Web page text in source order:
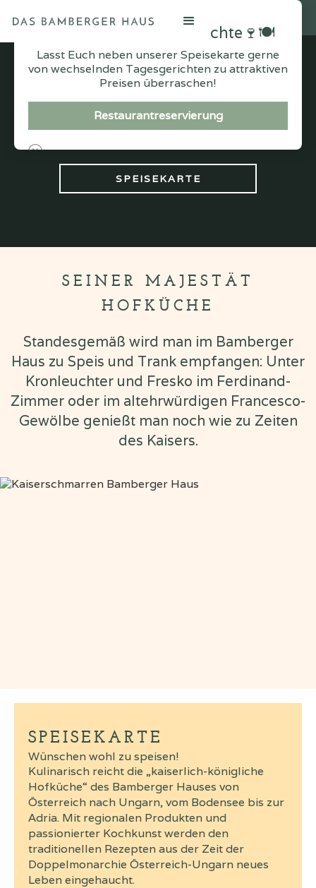
Wechselnde Tagesgerichte🍷🍽
Lasst Euch neben unserer Speisekarte gerne
von wechselnden Tagesgerichten zu attraktiven
Preisen überraschen!
Restaurantreservierung
RESTAURANT
JETZT RESERVIEREN
SPEISEKARTE
SEINER MAJESTÄT
HOFKÜCHE
Standesgemäß wird man im Bamberger
Haus zu Speis und Trank empfangen: Unter
Kronleuchter und Fresko im Ferdinand-
Zimmer oder im altehrwürdigen Francesco-
Gewölbe genießt man noch wie zu Zeiten
des Kaisers.
SPEISEKARTE
Wünschen wohl zu speisen!
Kulinarisch reicht die „kaiserlich-königliche
Hofküche“ des Bamberger Hauses von
Österreich nach Ungarn, vom Bodensee bis zur
Adria. Mit regionalen Produkten und
passionierter Kochkunst werden den
traditionellen Rezepten aus der Zeit der
Doppelmonarchie Österreich-Ungarn neues
Leben eingehaucht.